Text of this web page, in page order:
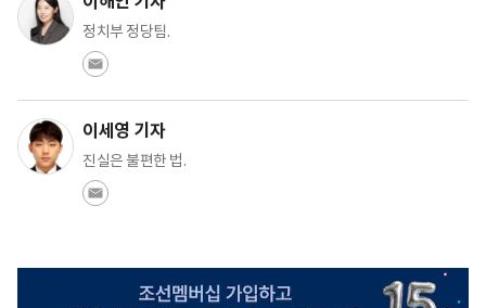
정치부 정당팀.
이세영 기자
진실은 불편한 법.